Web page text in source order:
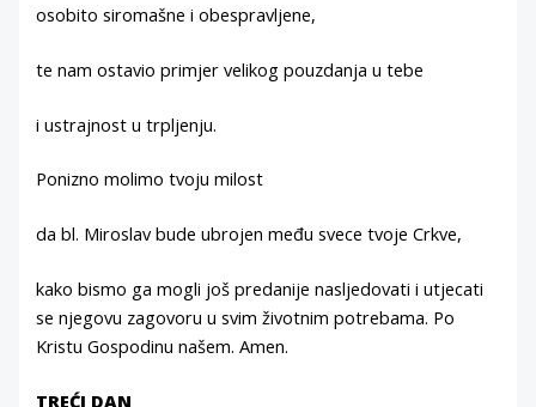
osobito siromašne i obespravljene,
te nam ostavio primjer velikog pouzdanja u tebe
i ustrajnost u trpljenju.
Ponizno molimo tvoju milost
da bl. Miroslav bude ubrojen među svece tvoje Crkve,
kako bismo ga mogli još predanije nasljedovati i utjecati
se njegovu zagovoru u svim životnim potrebama. Po
Kristu Gospodinu našem. Amen.
TREĆI DAN